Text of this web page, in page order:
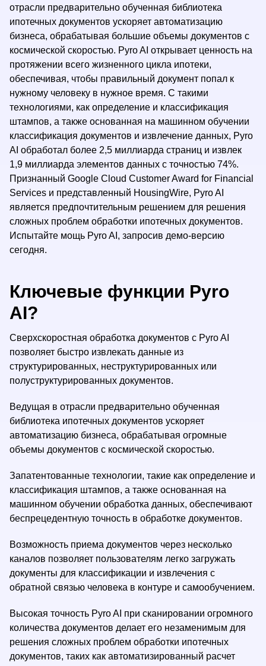
отрасли предварительно обученная библиотека
ипотечных документов ускоряет автоматизацию
бизнеса, обрабатывая большие объемы документов с
космической скоростью. Pyro AI открывает ценность на
протяжении всего жизненного цикла ипотеки,
обеспечивая, чтобы правильный документ попал к
нужному человеку в нужное время. С такими
технологиями, как определение и классификация
штампов, а также основанная на машинном обучении
классификация документов и извлечение данных, Pyro
AI обработал более 2,5 миллиарда страниц и извлек
1,9 миллиарда элементов данных с точностью 74%.
Признанный Google Cloud Customer Award for Financial
Services и представленный HousingWire, Pyro AI
является предпочтительным решением для решения
сложных проблем обработки ипотечных документов.
Испытайте мощь Pyro AI, запросив демо-версию
сегодня.
Ключевые функции Pyro
AI?
Сверхскоростная обработка документов с Pyro AI
позволяет быстро извлекать данные из
структурированных, неструктурированных или
полуструктурированных документов.
Ведущая в отрасли предварительно обученная
библиотека ипотечных документов ускоряет
автоматизацию бизнеса, обрабатывая огромные
объемы документов с космической скоростью.
Запатентованные технологии, такие как определение и
классификация штампов, а также основанная на
машинном обучении обработка данных, обеспечивают
беспрецедентную точность в обработке документов.
Возможность приема документов через несколько
каналов позволяет пользователям легко загружать
документы для классификации и извлечения с
обратной связью человека в контуре и самообучением.
Высокая точность Pyro AI при сканировании огромного
количества документов делает его незаменимым для
решения сложных проблем обработки ипотечных
документов, таких как автоматизированный расчет